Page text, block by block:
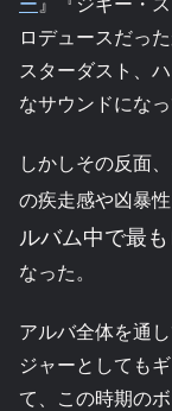
ロデュースだっ
スターダスト、
なサウンドになっ
しかしその反面
の疾走感や凶暴
ルバム中で最
なった。
アルバ全体を通
ジャーとしても
て、この時期の